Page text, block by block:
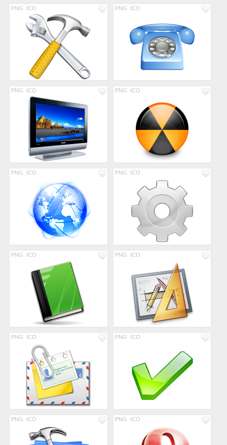
PNG ICO PNG ICO
PNG ICO PNG ICO
PNG ICO PNG ICO
PNG ICO PNG ICO
PNG ICO PNG ICO
PNG ICO PNG ICO